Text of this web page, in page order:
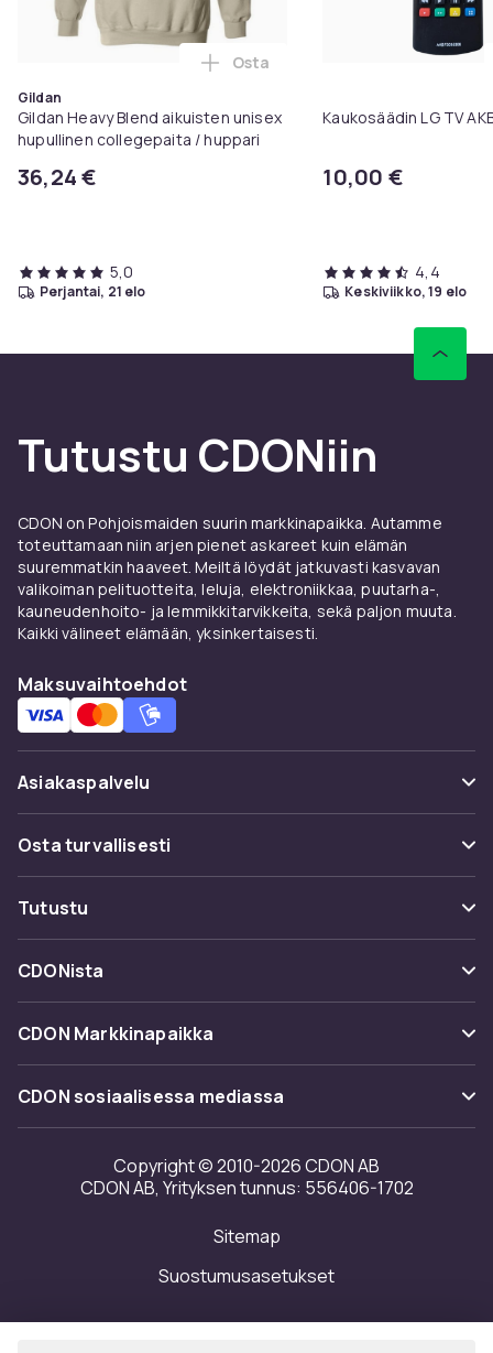
Gildan
Gildan Heavy Blend aikuisten unisex
hupullinen collegepaita / huppari
36,24 €
Lisää Gildan Heavy Blend
Osta
5,0
perjantai, 21 elo
Kaukosäädin LG TV
10,00 €
4,4
keskiviikko, 19 elo
Tutustu CDONiin
CDON on Pohjoismaiden suurin markkinapaikka. Autamme
toteuttamaan niin arjen pienet askareet kuin elämän
suuremmatkin haaveet. Meiltä löydät jatkuvasti kasvavan
valikoiman pelituotteita, leluja, elektroniikkaa, puutarha-,
kauneudenhoito- ja lemmikkitarvikkeita, sekä paljon muuta.
Kaikki välineet elämään, yksinkertaisesti.
Maksuvaihtoehdot
Asiakaspalvelu
Usein kysyttyä (UKK)
Seuraa pakettia
Ota yhteyttä
Osta turvallisesti
Maksuvaihtoehdot
Toimitus
Takaisinvedot
Tutustu
Kategoriat
Tuotemerkit
CDONista
Tietoa meistä
Asiakasarvionnit
Investor relations
Saavutettavuusseloste
CDON Markkinapaikka
Merchant Help Center
CDON sosiaalisessa mediassa
Copyright © 2010-2026 CDON AB
CDON AB, Yrityksen tunnus: 556406-1702
Sitemap
Suostumusasetukset